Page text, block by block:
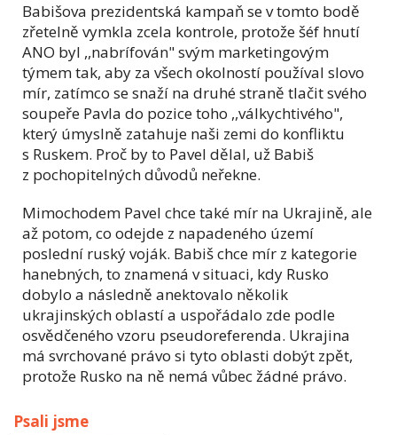
Babišova prezidentská kampaň se v tomto bodě
zřetelně vymkla zcela kontrole, protože šéf hnutí
ANO byl ,,nabrífován" svým marketingovým
týmem tak, aby za všech okolností používal slovo
mír, zatímco se snaží na druhé straně tlačit svého
soupeře Pavla do pozice toho ,,válkychtivého",
který úmyslně zatahuje naši zemi do konfliktu
s Ruskem. Proč by to Pavel dělal, už Babiš
z pochopitelných důvodů neřekne.
Mimochodem Pavel chce také mír na Ukrajině, ale
až potom, co odejde z napadeného území
poslední ruský voják. Babiš chce mír z kategorie
hanebných, to znamená v situaci, kdy Rusko
dobylo a následně anektovalo několik
ukrajinských oblastí a uspořádalo zde podle
osvědčeného vzoru pseudoreferenda. Ukrajina
má svrchované právo si tyto oblasti dobýt zpět,
protože Rusko na ně nemá vůbec žádné právo.
Psali jsme